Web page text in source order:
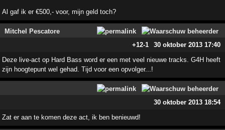
Al gaf ik er €500,- voor, mijn geld toch?
Mitchel Pescatore
+12-1 30 oktober 2013 17:40
Deze live-act op Hard Bass word er een met veel nieuwe tracks. G4H heeft
zijn hoogtepunt wel gehad. Tijd voor een opvolger...!
30 oktober 2013 18:54
Zat er aan te komen deze act, ik ben benieuwd!